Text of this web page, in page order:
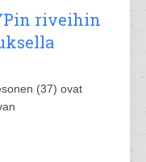
riveihin
(37) ovat